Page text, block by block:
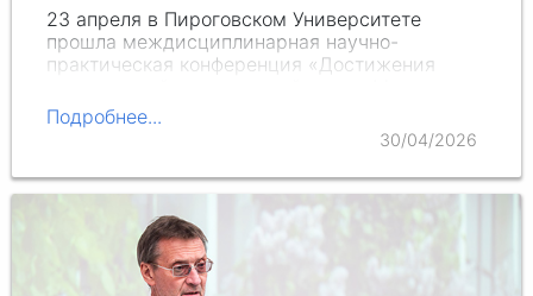
23 апреля в Пироговском Университете
прошла междисциплинарная научно-
практическая конференция «Достижения
службе Родины».
Подробнее...
30/04/2026